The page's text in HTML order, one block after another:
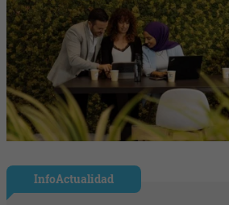
InfoActualidad